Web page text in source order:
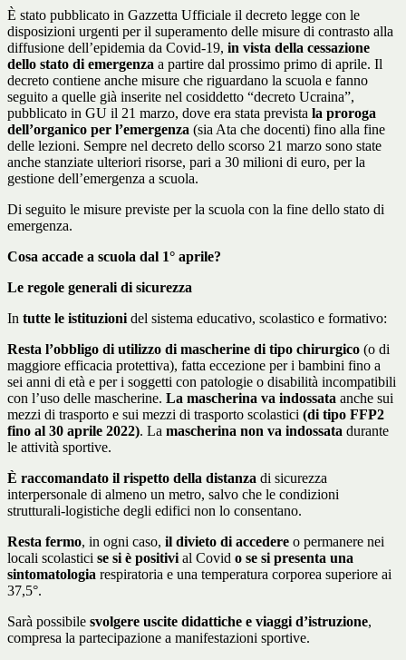
È stato pubblicato in Gazzetta Ufficiale il decreto legge con le
disposizioni urgenti per il superamento delle misure di contrasto alla
diffusione dell’epidemia da Covid-19, in vista della cessazione
dello stato di emergenza a partire dal prossimo primo di aprile. Il
decreto contiene anche misure che riguardano la scuola e fanno
seguito a quelle già inserite nel cosiddetto “decreto Ucraina”,
pubblicato in GU il 21 marzo, dove era stata prevista la proroga
dell’organico per l’emergenza (sia Ata che docenti) fino alla fine
delle lezioni. Sempre nel decreto dello scorso 21 marzo sono state
anche stanziate ulteriori risorse, pari a 30 milioni di euro, per la
gestione dell’emergenza a scuola.
Di seguito le misure previste per la scuola con la fine dello stato di
emergenza.
Cosa accade a scuola dal 1° aprile?
Le regole generali di sicurezza
In tutte le istituzioni del sistema educativo, scolastico e formativo:
Resta l’obbligo di utilizzo di mascherine di tipo chirurgico (o di
maggiore efficacia protettiva), fatta eccezione per i bambini fino a
sei anni di età e per i soggetti con patologie o disabilità incompatibili
con l’uso delle mascherine. La mascherina va indossata anche sui
mezzi di trasporto e sui mezzi di trasporto scolastici (di tipo FFP2
fino al 30 aprile 2022). La mascherina non va indossata durante
le attività sportive.
È raccomandato il rispetto della distanza di sicurezza
interpersonale di almeno un metro, salvo che le condizioni
strutturali-logistiche degli edifici non lo consentano.
Resta fermo, in ogni caso, il divieto di accedere o permanere nei
locali scolastici se si è positivi al Covid o se si presenta una
sintomatologia respiratoria e una temperatura corporea superiore ai
37,5°.
Sarà possibile svolgere uscite didattiche e viaggi d’istruzione,
compresa la partecipazione a manifestazioni sportive.